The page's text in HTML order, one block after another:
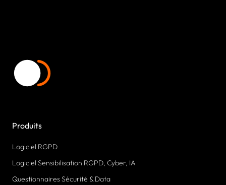
Produits
Logiciel RGPD
Logiciel Sensibilisation RGPD, Cyber, IA
Questionnaires Sécurité & Data